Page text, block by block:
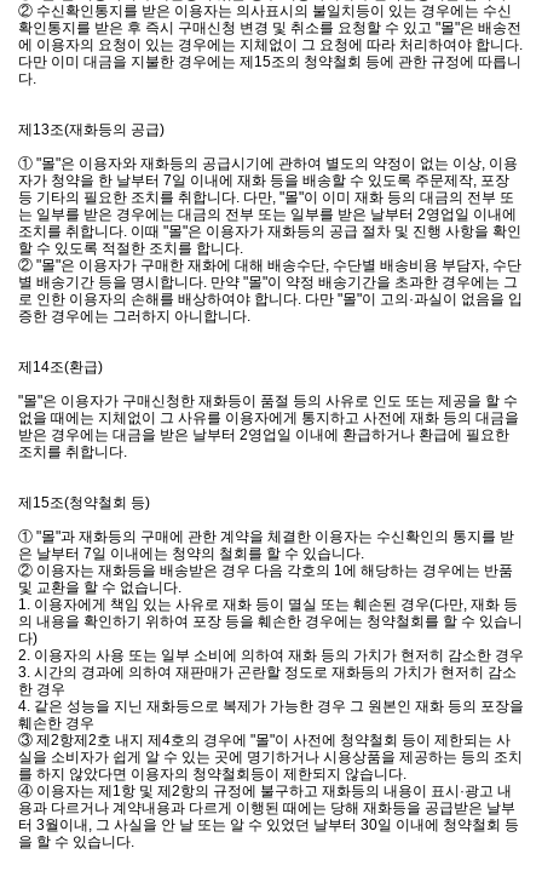
② 수신확인통지를 받은 이용자는 의사표시의 불일치등이 있는 경우에는 수신
확인통지를 받은 후 즉시 구매신청 변경 및 취소를 요청할 수 있고 "몰"은 배송전
에 이용자의 요청이 있는 경우에는 지체없이 그 요청에 따라 처리하여야 합니다.
다만 이미 대금을 지불한 경우에는 제15조의 청약철회 등에 관한 규정에 따릅니
다.
제13조(재화등의 공급)
① "몰"은 이용자와 재화등의 공급시기에 관하여 별도의 약정이 없는 이상, 이용
자가 청약을 한 날부터 7일 이내에 재화 등을 배송할 수 있도록 주문제작, 포장
등 기타의 필요한 조치를 취합니다. 다만, "몰"이 이미 재화 등의 대금의 전부 또
는 일부를 받은 경우에는 대금의 전부 또는 일부를 받은 날부터 2영업일 이내에
조치를 취합니다. 이때 "몰"은 이용자가 재화등의 공급 절차 및 진행 사항을 확인
할 수 있도록 적절한 조치를 합니다.
② "몰"은 이용자가 구매한 재화에 대해 배송수단, 수단별 배송비용 부담자, 수단
별 배송기간 등을 명시합니다. 만약 "몰"이 약정 배송기간을 초과한 경우에는 그
로 인한 이용자의 손해를 배상하여야 합니다. 다만 "몰"이 고의·과실이 없음을 입
증한 경우에는 그러하지 아니합니다.
제14조(환급)
"몰"은 이용자가 구매신청한 재화등이 품절 등의 사유로 인도 또는 제공을 할 수
없을 때에는 지체없이 그 사유를 이용자에게 통지하고 사전에 재화 등의 대금을
받은 경우에는 대금을 받은 날부터 2영업일 이내에 환급하거나 환급에 필요한
조치를 취합니다.
제15조(청약철회 등)
① "몰"과 재화등의 구매에 관한 계약을 체결한 이용자는 수신확인의 통지를 받
은 날부터 7일 이내에는 청약의 철회를 할 수 있습니다.
② 이용자는 재화등을 배송받은 경우 다음 각호의 1에 해당하는 경우에는 반품
및 교환을 할 수 없습니다.
1. 이용자에게 책임 있는 사유로 재화 등이 멸실 또는 훼손된 경우(다만, 재화 등
의 내용을 확인하기 위하여 포장 등을 훼손한 경우에는 청약철회를 할 수 있습니
다)
2. 이용자의 사용 또는 일부 소비에 의하여 재화 등의 가치가 현저히 감소한 경우
3. 시간의 경과에 의하여 재판매가 곤란할 정도로 재화등의 가치가 현저히 감소
한 경우
4. 같은 성능을 지닌 재화등으로 복제가 가능한 경우 그 원본인 재화 등의 포장을
훼손한 경우
③ 제2항제2호 내지 제4호의 경우에 "몰"이 사전에 청약철회 등이 제한되는 사
실을 소비자가 쉽게 알 수 있는 곳에 명기하거나 시용상품을 제공하는 등의 조치
를 하지 않았다면 이용자의 청약철회등이 제한되지 않습니다.
④ 이용자는 제1항 및 제2항의 규정에 불구하고 재화등의 내용이 표시·광고 내
용과 다르거나 계약내용과 다르게 이행된 때에는 당해 재화등을 공급받은 날부
터 3월이내, 그 사실을 안 날 또는 알 수 있었던 날부터 30일 이내에 청약철회 등
을 할 수 있습니다.